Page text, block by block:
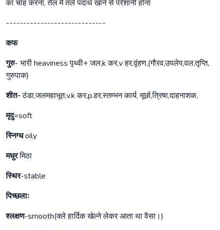
का चाह करना, तेल में तले पदार्थ खाने से परेशानी होना
-----------------------------
कफ
गुरु- भारी heaviness पृथ्वी+ जल,k कर,v हर,वृंहण,(गौरव,उपलेप,वल,तृप्ति,
गुरुपाक)
शीत-ठंडा,जलमहाभूत,v.k कर,p.हर,स्तम्भन कार्य, मूर्छा,त्रिषा,दाहनाशक,
मृदु=soft
स्निग्धoily
मधुरमिठा
स्थिर-stable
पिच्छलाः
श्लक्षण-smooth(क्ले हार्दिक खेल्ने लेकर आता था वैसा।)